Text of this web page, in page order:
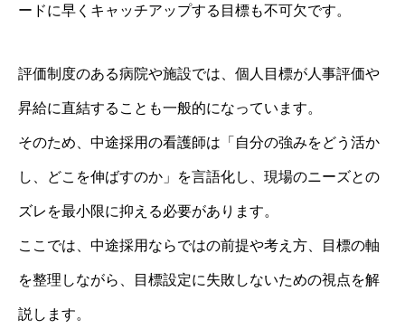
ードに早くキャッチアップする目標も不可欠です。
評価制度のある病院や施設では、個人目標が人事評価や
昇給に直結することも一般的になっています。
そのため、中途採用の看護師は「自分の強みをどう活か
し、どこを伸ばすのか」を言語化し、現場のニーズとの
ズレを最小限に抑える必要があります。
ここでは、中途採用ならではの前提や考え方、目標の軸
を整理しながら、目標設定に失敗しないための視点を解
説します。